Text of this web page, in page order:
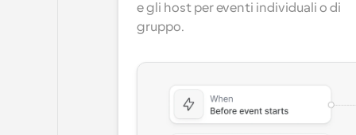
e gli host per eventi individuali o di
gruppo.